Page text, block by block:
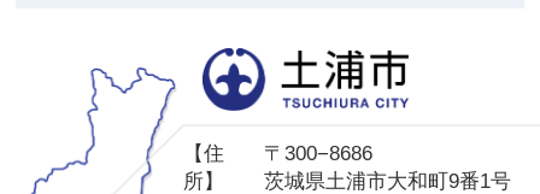
【住
所】
〒300−8686
茨城県土浦市大和町9番1号